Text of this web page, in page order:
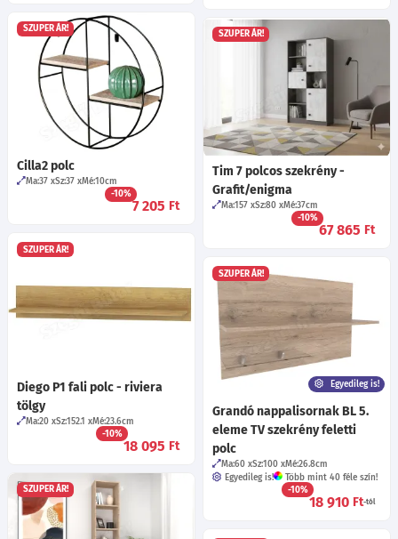
SZUPER ÁR!
Cilla2 polc
Ma:37 Sz:37 Mé:10cm
-10%
7 205 Ft
SZUPER ÁR!
Tim 7 polcos szekrény -
Grafit/enigma
Ma:157 Sz:80 Mé:37cm
-10%
67 865 Ft
SZUPER ÁR!
Diego P1 fali polc - riviera
tölgy
Ma:20 Sz:152.1 Mé:23.6cm
-10%
18 095 Ft
SZUPER ÁR!
Egyedileg is!
Grandó nappalisornak BL 5.
eleme TV szekrény feletti
polc
Ma:60 Sz:100 Mé:26.8cm
Egyedileg is!
Több mint 40 féle szín!
-10%
18 910 Ft-tól
SZUPER ÁR!